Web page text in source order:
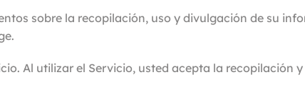
sobre la recopilación, uso y divulgación de su
Al utilizar el Servicio, usted acepta la recopilación